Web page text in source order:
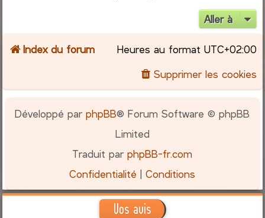
Aller à
Index du forum Heures au format UTC+02:00
Supprimer les cookies
Développé parphpBB® Forum Software © phpBB
Limited
Traduit parphpBB-fr.com
Confidentialité |Conditions
Vos avis